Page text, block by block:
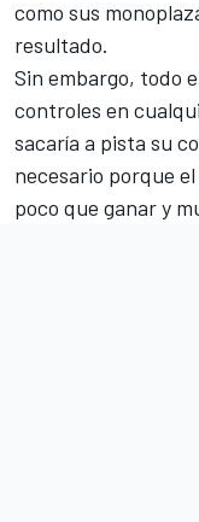
como sus
resultado.
Sin embargo, todo
controles en
sacaría a pista su
necesario porque
poco que ganar y